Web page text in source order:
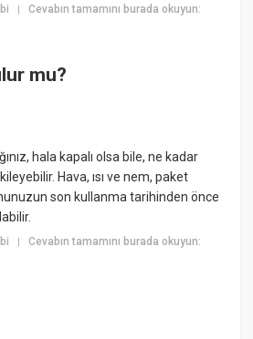
|Cevabın tamamını burada okuyun:
mu?
hala kapalı olsa bile, ne kadar
Hava, ısı ve nem, paket
son kullanma tarihinden önce
|Cevabın tamamını burada okuyun: